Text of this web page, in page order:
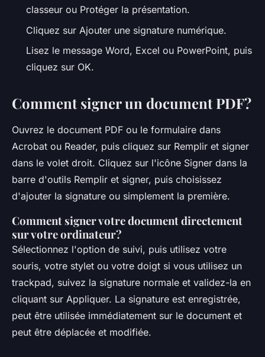
classeur ou Protéger la présentation.
Cliquez sur Ajouter une signature numérique.
Lisez le message Word, Excel ou PowerPoint, puis
cliquez sur OK.
Comment signer un document PDF?
Ouvrez le document PDF ou le formulaire dans
Acrobat ou Reader, puis cliquez sur Remplir et signer
dans le volet droit. Cliquez sur l'icône Signer dans la
barre d'outils Remplir et signer, puis choisissez
d'ajouter la signature ou simplement la première.
Comment signer votre document directement
sur votre ordinateur?
Sélectionnez l'option de suivi, puis utilisez votre
souris, votre stylet ou votre doigt si vous utilisez un
trackpad, suivez la signature normale et validez-la en
cliquant sur Appliquer. La signature est enregistrée,
peut être utilisée immédiatement sur le document et
peut être déplacée et modifiée.